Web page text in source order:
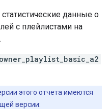
данные о
с плейлистами на
этого отчета имеются
версии: